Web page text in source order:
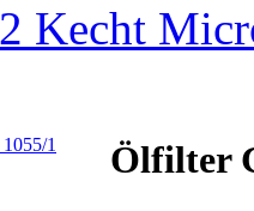
Kecht
Ölfilter